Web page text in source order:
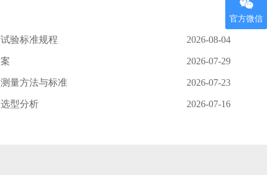
2026-08-04
验标准规程
2026-07-29
2026-07-23
量方法与标准
2026-07-16
型分析
官方微信